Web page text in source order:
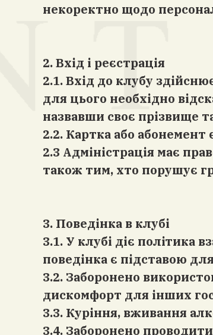
некоректно щодо
2. Вхід і реєстрація
2.1. Вхід до клубу
для цього необхідно
назвавши своє прізвище
2.2. Картка або
2.3 Адміністрація має
також тим, хто порушує
3. Поведінка в клубі
3.1. У клубі діє політика
поведінка є підставою
3.2. Заборонено
дискомфорт для інших
3.3. Куріння, вживання
3.4. Заборонено